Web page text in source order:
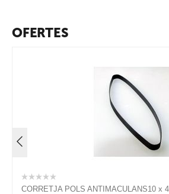
OFERTES
CORRETJA POLS ANTIMACULANS10 x